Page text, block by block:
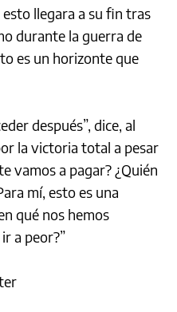
llegara a su fin tras
durante la guerra de
es un horizonte que
después”, dice, al
la victoria total a pesar
vamos a pagar? ¿Quién
mí, esto es una
qué nos hemos
a peor?”